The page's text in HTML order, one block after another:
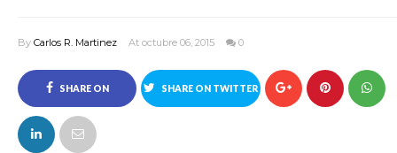
By Carlos R. Martinez At octubre 06, 2015 0
SHARE ON
FACEBOOK
SHARE ON TWITTER